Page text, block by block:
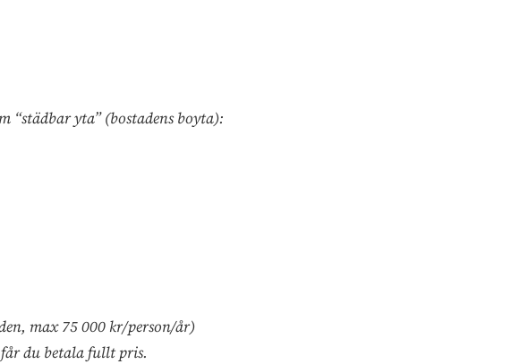
“städbar yta” (bostadens boyta):
max 75 000 kr/person/år)
du betala fullt pris.